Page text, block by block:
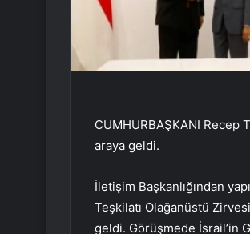
CUMHURBAŞKANI Recep
araya geldi.
İletişim Başkanlığından
Teşkilatı Olağanüstü
geldi. Görüşmede İsrail’in